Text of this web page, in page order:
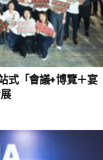
式「會議+博覽＋宴